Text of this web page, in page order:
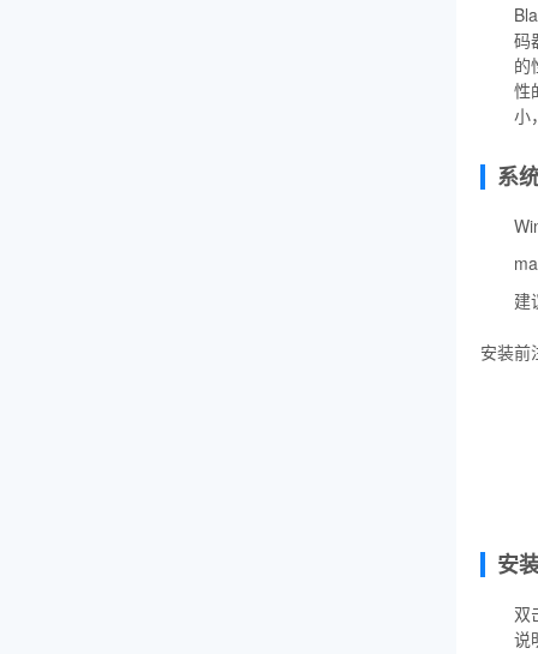
码
的
性
小
系
建
安装前
安
双
说